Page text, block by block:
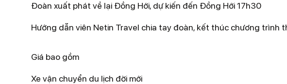
Đoàn xuất phát về lại Đồng Hới, dự kiến đến Đồng Hới 17h30
Hướng dẫn viên Netin Travel chia tay đoàn, kết thúc chương trình
Giá bao gồm
Xe vận chuyển du lịch đời mới